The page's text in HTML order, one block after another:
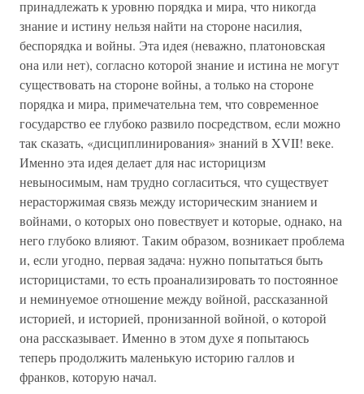
принадлежать к уровню порядка и мира, что никогда
знание и истину нельзя найти на стороне насилия,
беспорядка и войны. Эта идея (неважно, платоновская
она или нет), согласно которой знание и истина не могут
существовать на стороне войны, а только на стороне
порядка и мира, примечательна тем, что современное
государство ее глубоко развило посредством, если можно
так сказать, «дисциплинирования» знаний в XVII! веке.
Именно эта идея делает для нас историцизм
невыносимым, нам трудно согласиться, что существует
нерасторжимая связь между историческим знанием и
войнами, о которых оно повествует и которые, однако, на
него глубоко влияют. Таким образом, возникает проблема
и, если угодно, первая задача: нужно попытаться быть
историцистами, то есть проанализировать то постоянное
и неминуемое отношение между войной, рассказанной
историей, и историей, пронизанной войной, о которой
она рассказывает. Именно в этом духе я попытаюсь
теперь продолжить маленькую историю галлов и
франков, которую начал.